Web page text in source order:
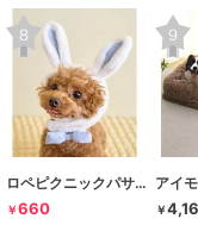
ロペピクニックパサージュ
￥660
アイ
￥